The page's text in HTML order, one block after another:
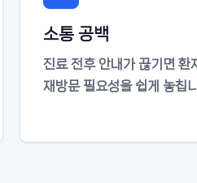
소통 공백
진료 전후 안내가 끊기면 환
재방문 필요성을 쉽게 놓칩